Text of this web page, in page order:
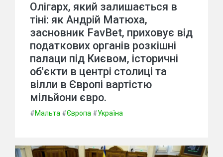
Олігарх, який залишається в
тіні: як Андрій Матюха,
засновник FavBet, приховує від
податкових органів розкішні
палаци під Києвом, історичні
об'єкти в центрі столиці та
вілли в Європі вартістю
мільйони євро.
#Мальта #Європа #Україна